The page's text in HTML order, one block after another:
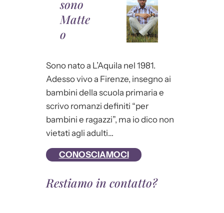
sono
Matte
o
Sono nato a L’Aquila nel 1981.
Adesso vivo a Firenze, insegno ai
bambini della scuola primaria e
scrivo romanzi definiti “per
bambini e ragazzi”, ma io dico non
vietati agli adulti…
CONOSCIAMOCI
Restiamo in contatto?